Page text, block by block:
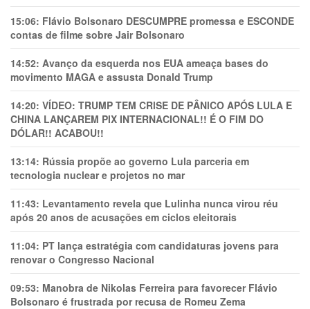
15:06: Flávio Bolsonaro DESCUMPRE promessa e ESCONDE
contas de filme sobre Jair Bolsonaro
14:52: Avanço da esquerda nos EUA ameaça bases do
movimento MAGA e assusta Donald Trump
14:20: VÍDEO: TRUMP TEM CRlSE DE PÂNlCO APÓS LULA E
CHINA LANÇAREM PIX INTERNACIONAL!! É O FIM DO
DÓLAR!! ACABOU!!
13:14: Rússia propõe ao governo Lula parceria em
tecnologia nuclear e projetos no mar
11:43: Levantamento revela que Lulinha nunca virou réu
após 20 anos de acusações em ciclos eleitorais
11:04: PT lança estratégia com candidaturas jovens para
renovar o Congresso Nacional
09:53: Manobra de Nikolas Ferreira para favorecer Flávio
Bolsonaro é frustrada por recusa de Romeu Zema